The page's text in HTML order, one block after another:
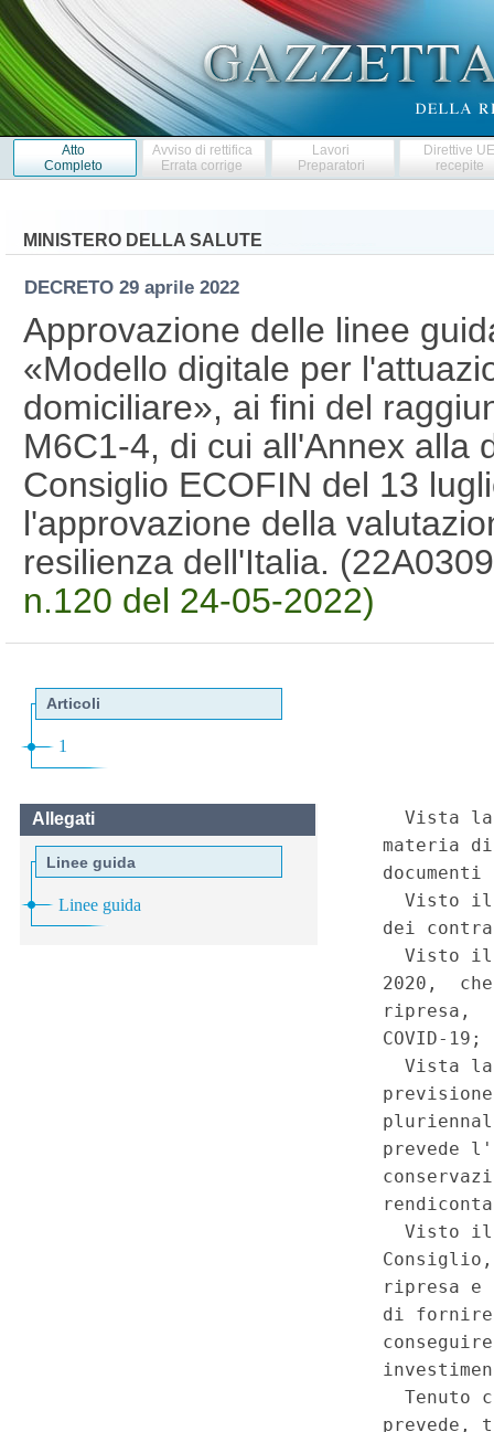
Atto
Completo
Avviso di rettifica
Errata corrige
Lavori
Preparatori
Direttive
recepite
MINISTERO DELLA SALUTE
DECRETO 29 aprile 2022
Approvazione delle linee
«Modello digitale per
domiciliare», ai fini del
M6C1-4, di cui all'Annex alla
Consiglio ECOFIN del 13
l'approvazione della
resilienza dell'Italia.
n.120 del 24-05-2022)